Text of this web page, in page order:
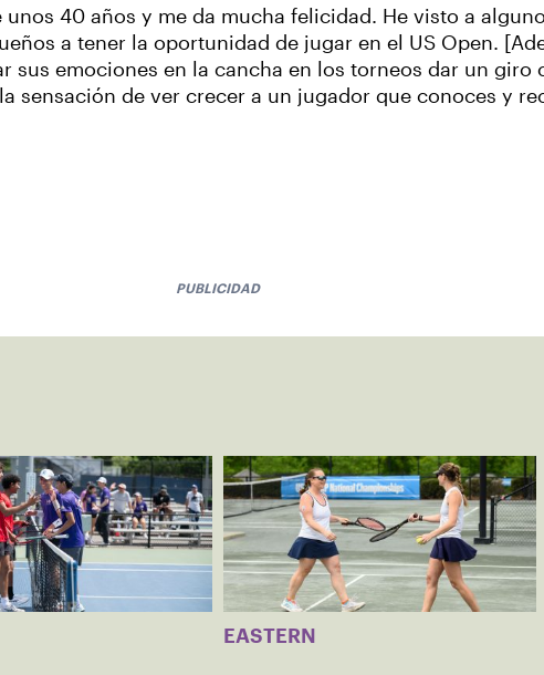
40 años y me da mucha felicidad. He visto a
a tener la oportunidad de jugar en el US Open.
sus emociones en la cancha en los torneos dar un giro
sensación de ver crecer a un jugador que conoces y
PUBLICIDAD
EASTERN